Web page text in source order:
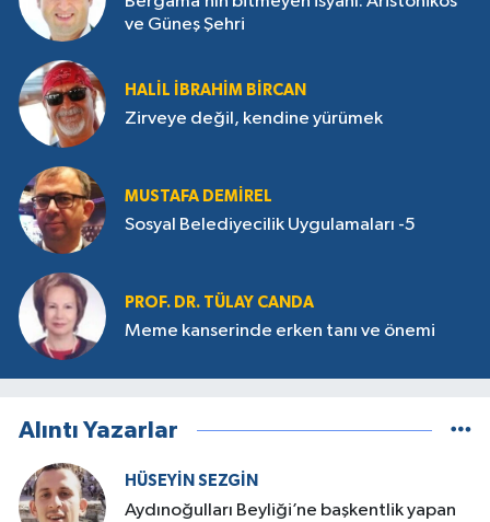
ve Güneş Şehri
HALIL İBRAHIM BIRCAN
Zirveye değil, kendine yürümek
MUSTAFA DEMIREL
Sosyal Belediyecilik Uygulamaları -5
PROF. DR. TÜLAY CANDA
Meme kanserinde erken tanı ve önemi
Alıntı Yazarlar
HÜSEYIN SEZGIN
Aydınoğulları Beyliği’ne başkentlik yapan